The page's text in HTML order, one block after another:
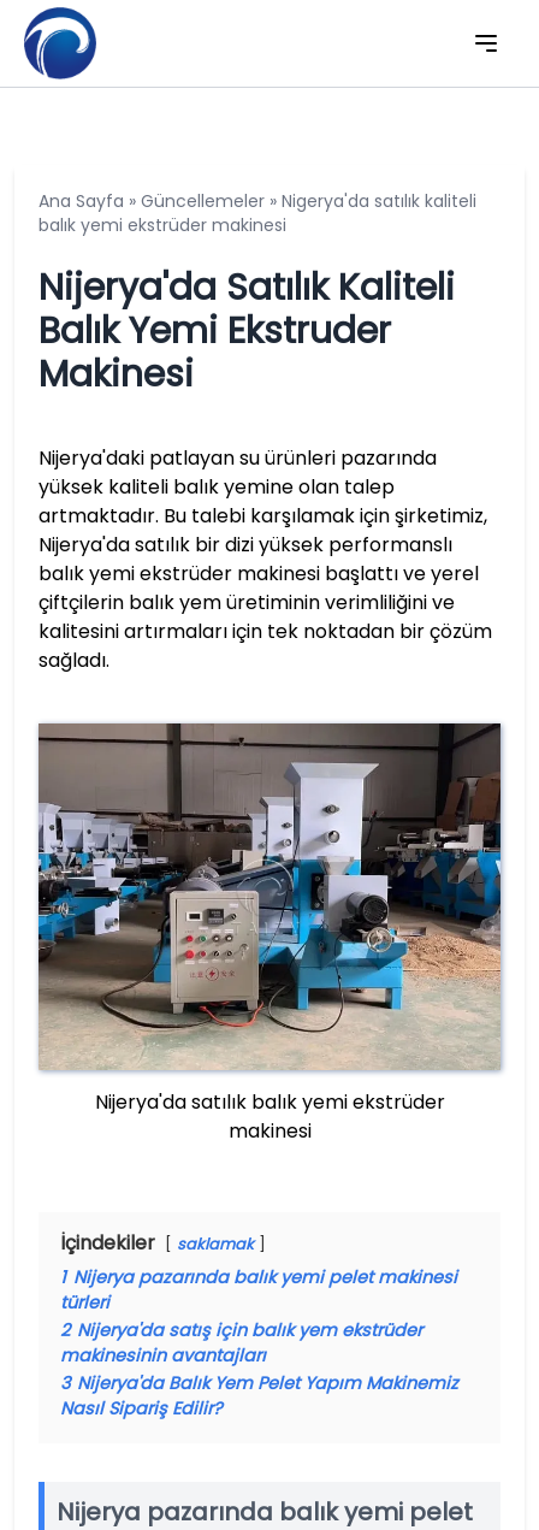
Ana Sayfa » Güncellemeler » Nigerya'da satılık kaliteli
balık yemi ekstrüder makinesi
Nijerya'da Satılık Kaliteli
Balık Yemi Ekstruder
Makinesi
Nijerya'daki patlayan su ürünleri pazarında
yüksek kaliteli balık yemine olan talep
artmaktadır. Bu talebi karşılamak için şirketimiz,
Nijerya'da satılık bir dizi yüksek performanslı
balık yemi ekstrüder makinesi başlattı ve yerel
çiftçilerin balık yem üretiminin verimliliğini ve
kalitesini artırmaları için tek noktadan bir çözüm
sağladı.
Nijerya'da satılık balık yemi ekstrüder
makinesi
İçindekiler saklamak
1 Nijerya pazarında balık yemi pelet makinesi
türleri
2 Nijerya'da satış için balık yem ekstrüder
makinesinin avantajları
3 Nijerya'da Balık Yem Pelet Yapım Makinemiz
Nasıl Sipariş Edilir?
Nijerya pazarında balık yemi pelet